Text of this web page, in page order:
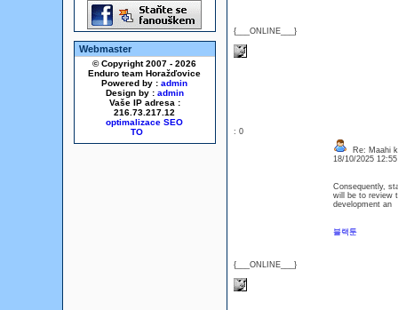
Webmaster
© Copyright 2007 - 2026
Enduro team Horažďovice
Powered by : admin
Design by : admin
Vaše IP adresa :
216.73.217.12
optimalizace SEO
{___ONLINE___}
: 0
{___ONLINE___}
Re: Maahi
18/10/2025
Consequently,
will be to review
development an
블랙툰